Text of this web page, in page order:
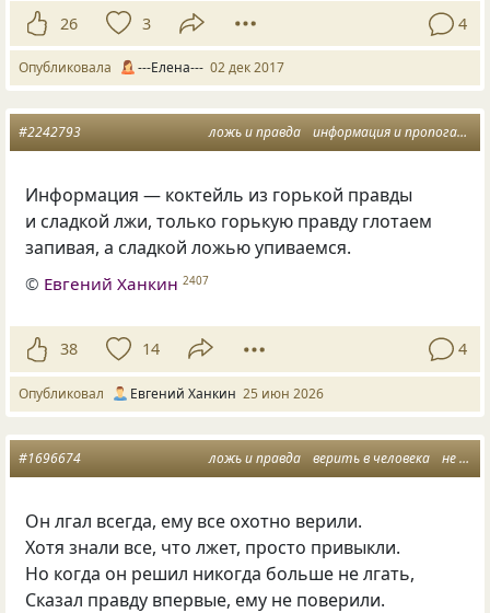
26 3 4
Опубликовала ---Елена--- 02 дек 2017
ложь и правда информация и пропоганда
#2242793
Информация — коктейль из горькой правды
и сладкой лжи, только горькую правду глотаем
запивая, а сладкой ложью упиваемся.
© Евгений Ханкин 2407
38 14 4
Опубликовал Евгений Ханкин 25 июн 2026
ложь и правда верить в человека не поверят
#1696674
Он лгал всегда, ему все охотно верили.
Хотя знали все, что лжет, просто привыкли.
Но когда он решил никогда больше не лгать,
Сказал правду впервые, ему не поверили.